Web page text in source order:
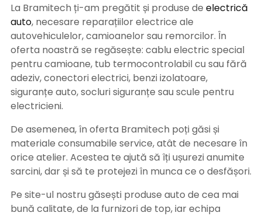
La Bramitech ți-am pregătit și produse de electrică
auto, necesare reparațiilor electrice ale
autovehiculelor, camioanelor sau remorcilor. În
oferta noastră se regăsește: cablu electric special
pentru camioane, tub termocontrolabil cu sau fără
adeziv, conectori electrici, benzi izolatoare,
siguranțe auto, socluri siguranțe sau scule pentru
electricieni.
De asemenea, în oferta Bramitech poți găsi și
materiale consumabile service, atât de necesare în
orice atelier. Acestea te ajută să îți ușurezi anumite
sarcini, dar și să te protejezi în munca ce o desfășori.
Pe site-ul nostru găsești produse auto de cea mai
bună calitate, de la furnizori de top, iar echipa